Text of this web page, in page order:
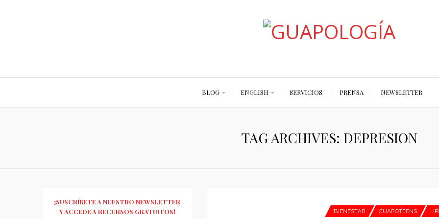
BLOG ENGLISH SERVICIOS PRENSA NEWSLETTER
TAG ARCHIVES: DEPRESION
BIENESTAR GUAPOTEENS
¡SUSCRÍBETE A NUESTRO NEWSLETTER
Y ACCEDE A RECURSOS GRATUITOS!